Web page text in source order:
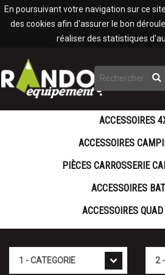
En poursuivant votre navigation sur ce
des cookies afin d'assurer le bon
réaliser des statistiques
ACCESSOIRES
ACCESSOIRES
PIÈCES CARROSSERIE
ACCESSOIRES
ACCESSOIRES
Panneau de gestion des cookies